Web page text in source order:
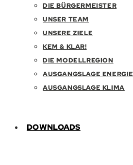
DIE BÜRGERMEISTER
UNSER TEAM
UNSERE ZIELE
KEM & KLAR!
DIE MODELLREGION
AUSGANGSLAGE ENERGIE
AUSGANGSLAGE KLIMA
DOWNLOADS